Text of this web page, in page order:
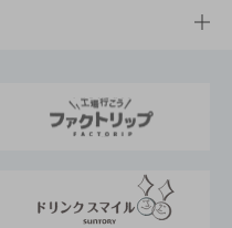
ビリティ経営